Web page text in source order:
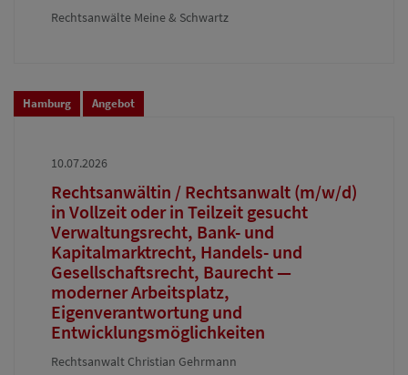
Rechtsanwälte Meine & Schwartz
Hamburg Angebot
10.07.2026
Rechtsanwältin / Rechtsanwalt (m/w/d)
in Vollzeit oder in Teilzeit gesucht
Verwaltungsrecht, Bank- und
Kapitalmarktrecht, Handels- und
Gesellschaftsrecht, Baurecht —
moderner Arbeitsplatz,
Eigenverantwortung und
Entwicklungsmöglichkeiten
Rechtsanwalt Christian Gehrmann